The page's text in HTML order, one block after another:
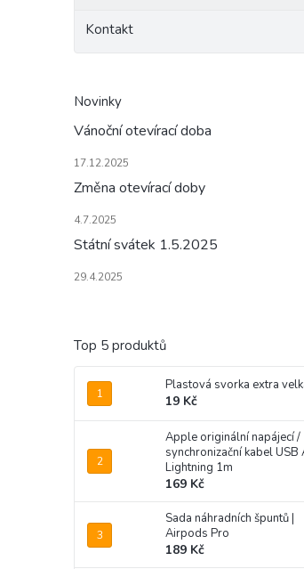
Kontakt
Novinky
Vánoční otevírací doba
17.12.2025
Změna otevírací doby
4.7.2025
Státní svátek 1.5.2025
29.4.2025
Top 5 produktů
Plastová svorka extra
19 Kč
Apple originální napájecí /
synchronizační kabel USB
Lightning 1m
169 Kč
Sada náhradních špuntů |
Airpods Pro
189 Kč